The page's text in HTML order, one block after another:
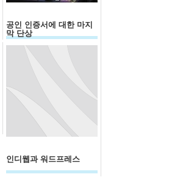
공인 인증서에 대한 마지
막 단상
인디웹과 워드프레스